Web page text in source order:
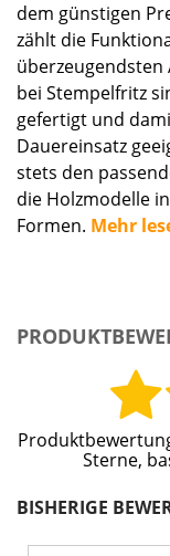
dem günstigen
zählt die
bei Stempelfritz
gefertigt und
Dauereinsatz
stets den
die Holzmodelle
Formen. Mehr
Sterne,
BISHERIGE